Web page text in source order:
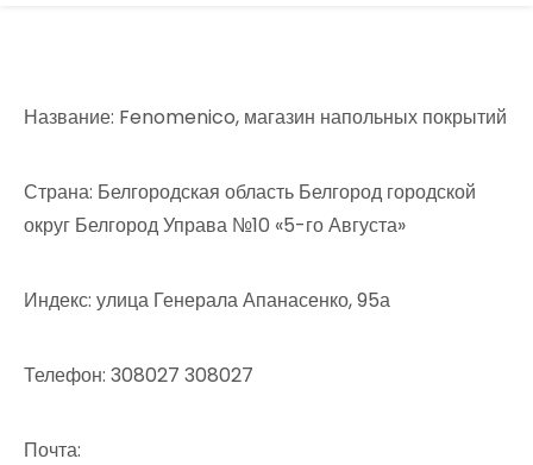
Название: Fenomenico, магазин напольных покрытий
Страна: Белгородская область Белгород городской
округ Белгород Управа №10 «5-го Августа»
Индекс: улица Генерала Апанасенко, 95а
Телефон: 308027 308027
Почта: